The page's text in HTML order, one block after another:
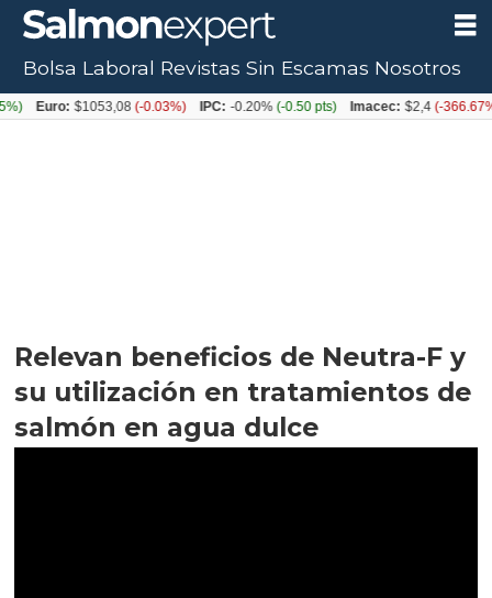
Relevan beneficios de Neutra-F y
su utilización en tratamientos de
salmón en agua dulce
Bolsa Laboral Revistas Sin Escamas Nosotros
$1053,08(-0.03%) IPC: -0.20%(-0.50 pts) Imacec: $2,4(-366.67%) TPM: